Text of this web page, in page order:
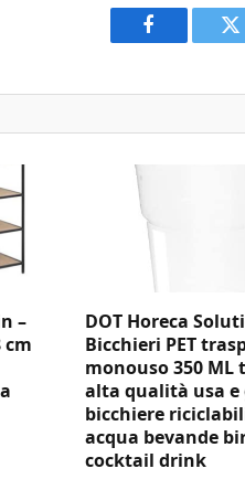
Facebook
–
cm
DOT Horeca
Bicchieri PET
monouso 350 ML
alta qualità usa e
bicchiere
acqua bevande
cocktail drink